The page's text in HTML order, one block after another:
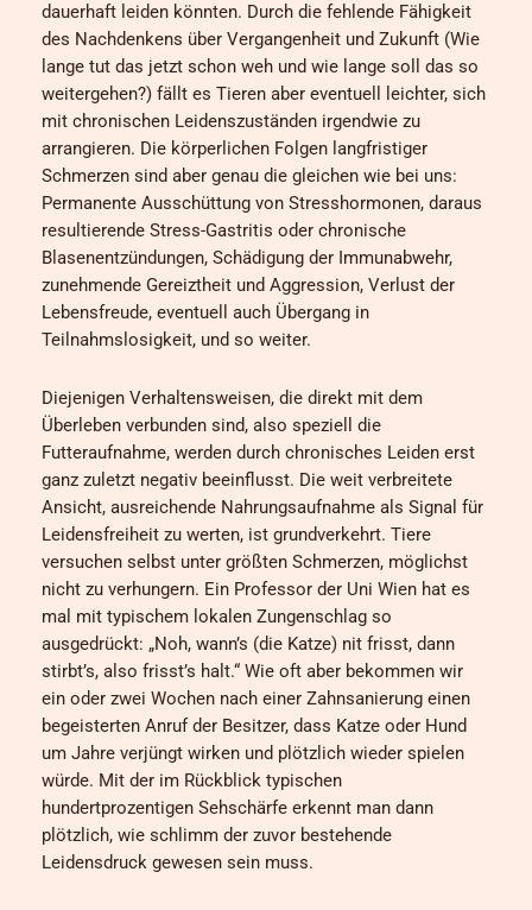
dauerhaft leiden könnten. Durch die fehlende Fähigkeit
des Nachdenkens über Vergangenheit und Zukunft (Wie
lange tut das jetzt schon weh und wie lange soll das so
weitergehen?) fällt es Tieren aber eventuell leichter, sich
mit chronischen Leidenszuständen irgendwie zu
arrangieren. Die körperlichen Folgen langfristiger
Schmerzen sind aber genau die gleichen wie bei uns:
Permanente Ausschüttung von Stresshormonen, daraus
resultierende Stress-Gastritis oder chronische
Blasenentzündungen, Schädigung der Immunabwehr,
zunehmende Gereiztheit und Aggression, Verlust der
Lebensfreude, eventuell auch Übergang in
Teilnahmslosigkeit, und so weiter.
Diejenigen Verhaltensweisen, die direkt mit dem
Überleben verbunden sind, also speziell die
Futteraufnahme, werden durch chronisches Leiden erst
ganz zuletzt negativ beeinflusst. Die weit verbreitete
Ansicht, ausreichende Nahrungsaufnahme als Signal für
Leidensfreiheit zu werten, ist grundverkehrt. Tiere
versuchen selbst unter größten Schmerzen, möglichst
nicht zu verhungern. Ein Professor der Uni Wien hat es
mal mit typischem lokalen Zungenschlag so
ausgedrückt: „Noh, wann’s (die Katze) nit frisst, dann
stirbt’s, also frisst’s halt.“ Wie oft aber bekommen wir
ein oder zwei Wochen nach einer Zahnsanierung einen
begeisterten Anruf der Besitzer, dass Katze oder Hund
um Jahre verjüngt wirken und plötzlich wieder spielen
würde. Mit der im Rückblick typischen
hundertprozentigen Sehschärfe erkennt man dann
plötzlich, wie schlimm der zuvor bestehende
Leidensdruck gewesen sein muss.